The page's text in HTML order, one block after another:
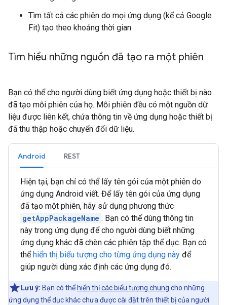
Tìm tất cả các phiên do mọi ứng dụng (kể cả Google
Fit) tạo theo khoảng thời gian
Tìm hiểu những nguồn đã tạo ra một phiên
Bạn có thể cho người dùng biết ứng dụng hoặc thiết bị nào
đã tạo mỗi phiên của họ. Mỗi phiên đều có một nguồn dữ
liệu được liên kết, chứa thông tin về ứng dụng hoặc thiết bị
đã thu thập hoặc chuyển đổi dữ liệu.
Android REST
Hiện tại, bạn chỉ có thể lấy tên gói của một phiên do
ứng dụng Android viết. Để lấy tên gói của ứng dụng
đã tạo một phiên, hãy sử dụng phương thức
getAppPackageName . Bạn có thể dùng thông tin
này trong ứng dụng để cho người dùng biết những
ứng dụng khác đã chèn các phiên tập thể dục. Bạn có
thểhiển thị biểu tượng cho từng ứng dụng này để
giúp người dùng xác định các ứng dụng đó.
Lưu ý: Bạn có thể hiển thị các biểu tượng chung cho những
ứng dụng thể dục khác chưa được cài đặt trên thiết bị của người